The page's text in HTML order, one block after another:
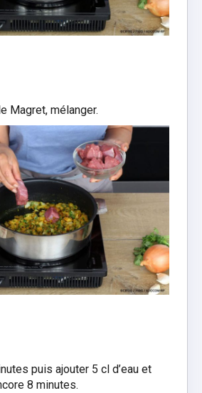
Magret, mélanger.
puis ajouter 5 cl d’eau et
8 minutes.